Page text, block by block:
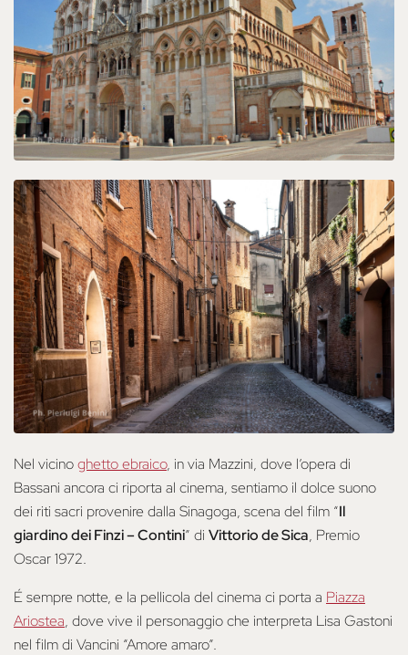
Nel vicinoghetto ebraico, in via Mazzini, dove l’opera di
Bassani ancora ci riporta al cinema, sentiamo il dolce suono
dei riti sacri provenire dalla Sinagoga, scena del film “Il
giardino dei Finzi – Contini” di Vittorio de Sica, Premio
Oscar 1972.
É sempre notte, e la pellicola del cinema ci porta a Piazza
Ariostea, dove vive il personaggio che interpreta Lisa Gastoni
nel film di Vancini “Amore amaro”.